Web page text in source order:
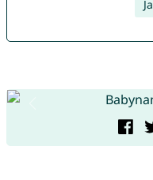
Ja